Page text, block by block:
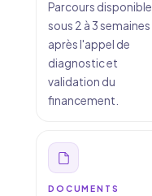
Parcours disponible
sous 2 à 3 semaines
après l'appel de
diagnostic et
validation du
financement.
DOCUMENTS